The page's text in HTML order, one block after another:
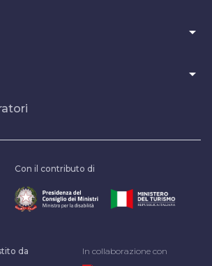
arrow_drop_down
arrow_drop_down
Con il contributo di
da In collaborazione con